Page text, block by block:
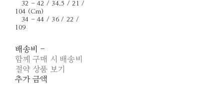
32 - 42 / 34.5 / 21 /
104 (Cm)
34 - 44 / 36 / 22 /
109
배송비 -
함께 구매 시 배송비
절약 상품 보기
추가 금액